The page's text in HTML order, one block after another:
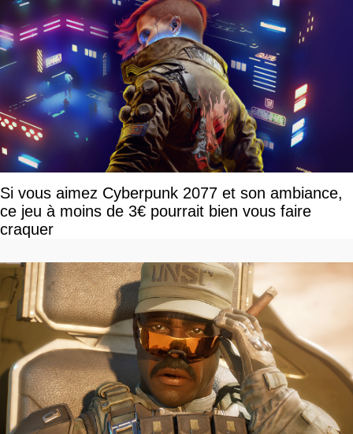
Si vous aimez Cyberpunk 2077 et son ambiance,
ce jeu à moins de 3€ pourrait bien vous faire
craquer